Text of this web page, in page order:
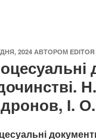
2024 АВТОРОМ EDITOR
І.